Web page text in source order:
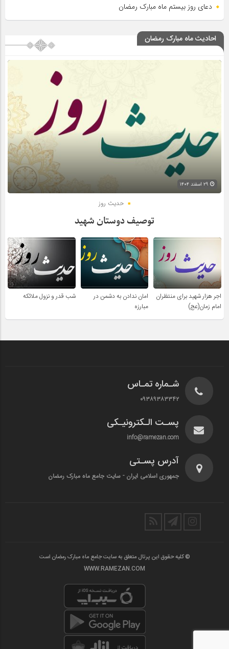
دعای روز بیستم ماه مبارک رمضان
احادیث ماه مبارک رمضان
حدیث روز
توصیف دوستان شهید
اجر هزار شهید برای منتظران
امام زمان(عج)
امان ندادن به دشمن در
مبارزه
شب قدر و نزول ملائکه
شـماره تمـاس
۰۹۳۸۹۳۸۳۳۴۲
پسـت الـکترونیـکی
info@ramezan.com
آدرس پسـتی
جمهوری اسلامی ایران - سایت جامع ماه مبارک رمضان
© کلیه حقوق این پرتال متعلق به سایت جامع ماه مبارک رمضان است
WWW.RAMEZAN.COM